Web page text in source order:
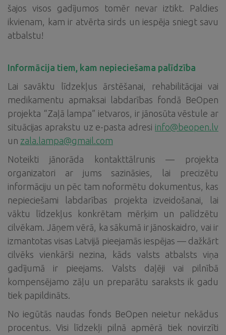
šajos visos gadījumos tomēr nevar iztikt. Paldies
ikvienam, kam ir atvērta sirds un iespēja sniegt savu
atbalstu!
Informācija tiem, kam nepieciešama palīdzība
Lai savāktu līdzekļus ārstēšanai, rehabilitācijai vai
medikamentu apmaksai labdarības fondā BeOpen
projekta “Zaļā lampa” ietvaros, ir jānosūta vēstule ar
situācijas aprakstu uz e-pasta adresi info@beopen.lv
un zala.lampa@gmail.com
Noteikti jānorāda kontakttālrunis — projekta
organizatori ar jums sazināsies, lai precizētu
informāciju un pēc tam noformētu dokumentus, kas
nepieciešami labdarības projekta izveidošanai, lai
vāktu līdzekļus konkrētam mērķim un palīdzētu
cilvēkam. Jāņem vērā, ka sākumā ir jānoskaidro, vai ir
izmantotas visas Latvijā pieejamās iespējas — dažkārt
cilvēks vienkārši nezina, kāds valsts atbalsts viņa
gadījumā ir pieejams. Valsts daļēji vai pilnībā
kompensējamo zāļu un preparātu saraksts ik gadu
tiek papildināts.
No iegūtās naudas fonds BeOpen neietur nekādus
procentus. Visi līdzekļi pilnā apmērā tiek novirzīti